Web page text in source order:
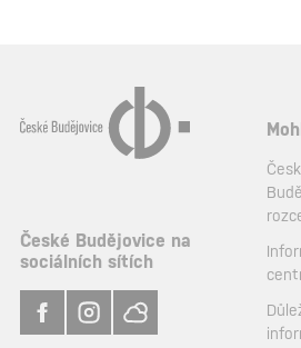
České Budějovice na
sociálních sítích